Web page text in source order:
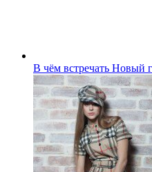
В чём встречать Новый